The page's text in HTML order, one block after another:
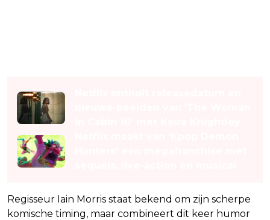
Regisseur Iain Morris staat bekend om zijn scherpe
komische timing, maar combineert dit keer humor